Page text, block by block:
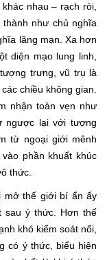
nhau – rạch ròi,
như chủ nghĩa
lãng mạn. Xa hơn
diện mạo lung linh,
trưng, vũ trụ là
chiều không gian.
nhận toàn vẹn như
ngược lại với tượng
từ ngoại giới mênh
phần khuất khúc
thức.
mở thế giới bí ẩn ấy
sau ý thức. Hơn thế
khó kiểm soát nổi,
có ý thức, biểu hiện